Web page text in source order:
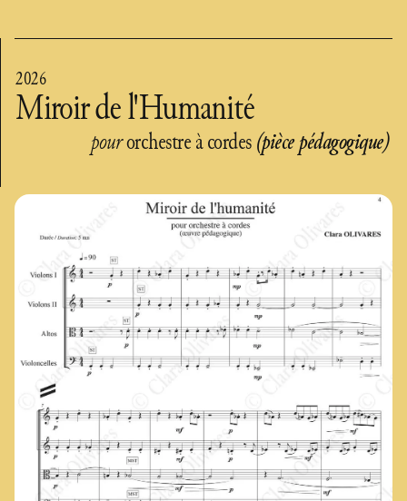
Miroir de l'Humanité
2026
pourorchestre à cordes(pièce pédagogique)